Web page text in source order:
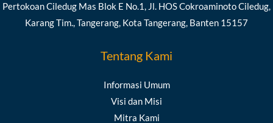
Pertokoan Ciledug Mas Blok E No.1, Jl. HOS Cokroaminoto Ciledug,
Karang Tim., Tangerang, Kota Tangerang, Banten 15157
Tentang Kami
Informasi Umum
Visi dan Misi
Mitra Kami